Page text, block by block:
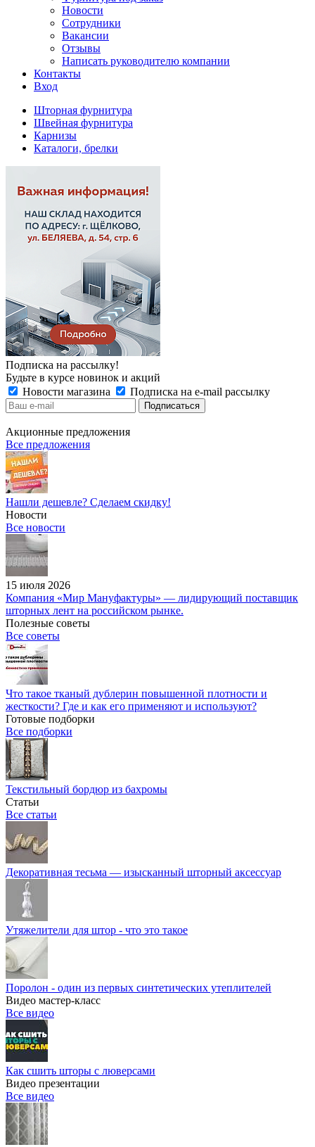
Новости
Сотрудники
Вакансии
Отзывы
Написать руководителю компании
Контакты
Вход
Шторная фурнитура
Швейная фурнитура
Карнизы
Каталоги, брелки
Подписка на рассылку!
Будьте в курсе новинок и акций
Новости магазина
Подписка на e-mail рассылку
Акционные предложения
Все предложения
Нашли дешевле? Сделаем скидку!
Новости
Все новости
15 июля 2026
Компания «Мир Мануфактуры» — лидирующий поставщик
шторных лент на российском рынке.
Полезные советы
Все советы
Что такое тканый дублерин повышенной плотности и
жесткости? Где и как его применяют и используют?
Готовые подборки
Все подборки
Текстильный бордюр из бахромы
Статьи
Все статьи
Декоративная тесьма — изысканный шторный аксессуар
Утяжелители для штор - что это такое
Поролон - один из первых синтетических утеплителей
Видео мастер-класс
Все видео
Как сшить шторы с люверсами
Видео презентации
Все видео